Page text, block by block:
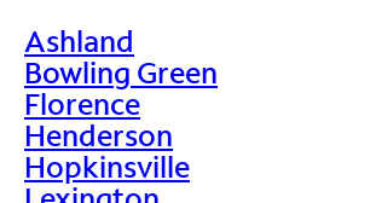
Ashland
Bowling Green
Florence
Henderson
Hopkinsville